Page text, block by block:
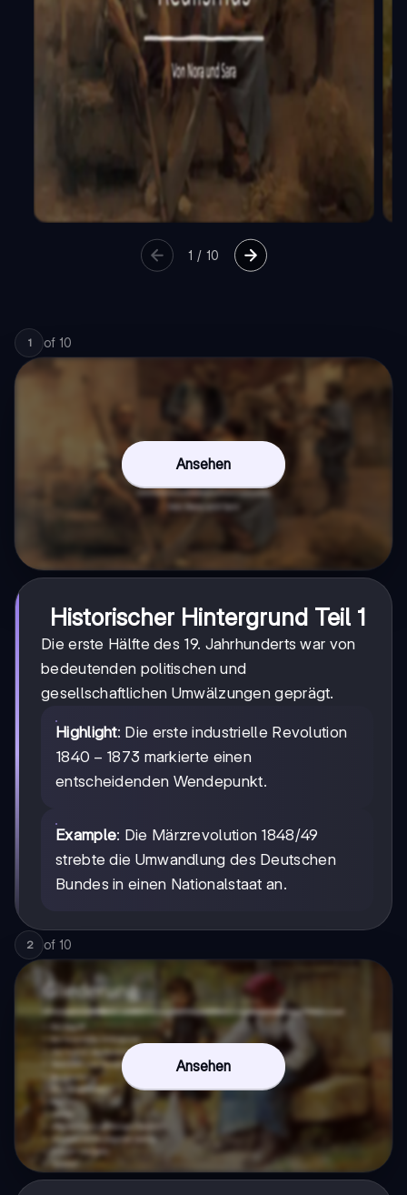
1 / 10
1 of 10
Ansehen
Historischer Hintergrund Teil 1
Die erste Hälfte des 19. Jahrhunderts war von
bedeutenden politischen und
gesellschaftlichen Umwälzungen geprägt.
Highlight: Die erste industrielle Revolution
1840-
1873
1840 − 1873 markierte einen
entscheidenden Wendepunkt.
Example: Die Märzrevolution 1848/49
strebte die Umwandlung des Deutschen
Bundes in einen Nationalstaat an.
2 of 10
Ansehen